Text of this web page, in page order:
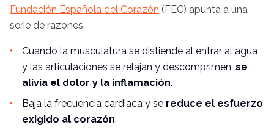
Fundación Española del Corazón (FEC) apunta a una
serie de razones:
Cuando la musculatura se distiende al entrar al agua
y las articulaciones se relajan y descomprimen, se
alivia el dolor y la inflamación.
Baja la frecuencia cardiaca y se reduce el esfuerzo
exigido al corazón.